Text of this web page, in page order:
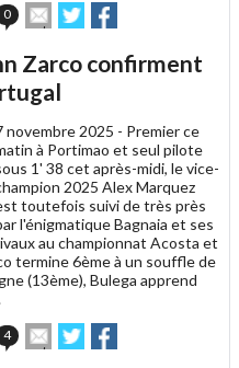
0
Envoyer
cet
à
un
ami
Partager
sur sur
Zarco confirment
novembre 2025 - Premier ce
à Portimao et seul pilote
1' 38 cet après-midi, le vice-
2025 Alex Marquez
toutefois suivi de très près
l'énigmatique Bagnaia et ses
au championnat Acosta et
termine 6ème à un souffle de
(13ème), Bulega apprend
4
Envoyer
cet
Partager
sur sur